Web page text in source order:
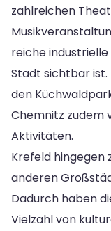
zahlreichen
reiche
Stadt sichtbar ist.
den
Chemnitz zudem
Aktivitäten.
Krefeld hingegen
anderen
Dadurch haben
Vielzahl von